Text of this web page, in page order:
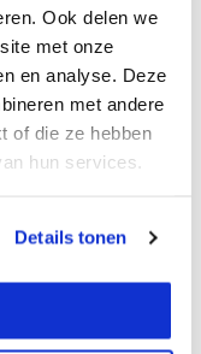
Ook delen we
met onze
en analyse. Deze
met andere
of die ze hebben
hun services.
Details tonen